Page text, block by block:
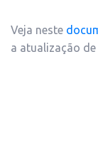
Veja neste
a atualização